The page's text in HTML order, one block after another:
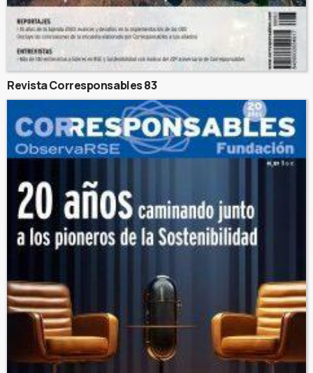
Revista Corresponsables 83